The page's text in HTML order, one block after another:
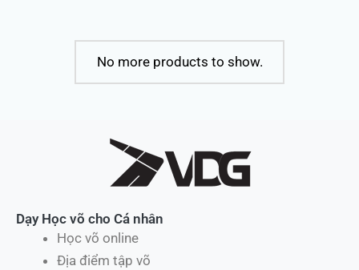
No more products to show.
Dạy Học võ cho Cá nhân
Học võ online
Địa điểm tập võ